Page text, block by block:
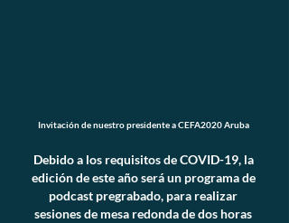
Invitación de nuestro presidente a CEFA2020 Aruba
Debido a los requisitos de COVID-19, la
edición de este año será un programa de
podcast pregrabado, para realizar
sesiones de mesa redonda de dos horas